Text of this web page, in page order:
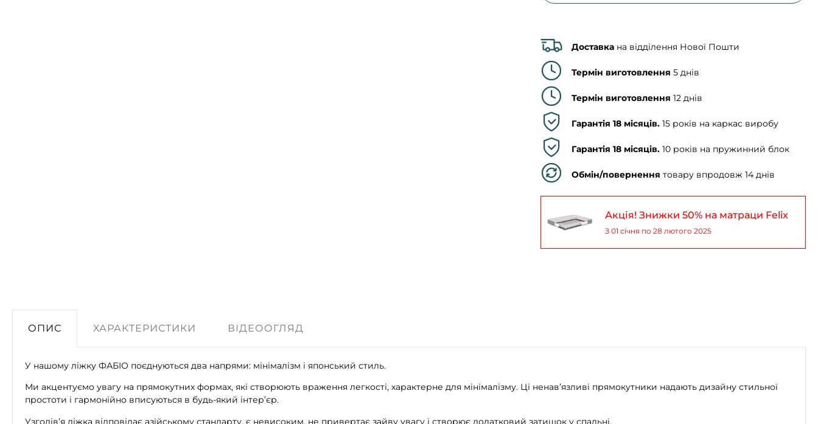
Доставка на відділення Нової Пошти
Термін виготовлення 5 днів
Термін виготовлення 12 днів
Гарантія 18 місяців. 15 років на каркас виробу
Гарантія 18 місяців. 10 років на пружинний блок
Обмін/повернення товару впродовж 14 днів
Акція! Знижки 50% на матраци Felix
З 01 січня по 28 лютого 2025
ОПИС ХАРАКТЕРИСТИКИ ВІДЕООГЛЯД
У нашому ліжку ФАБІО поєднуються два напрями: мінімалізм і японський стиль.
Ми акцентуємо увагу на прямокутних формах, які створюють враження легкості, характерне для мінімалізму. Ці ненав’язливі прямокутники надають дизайну стильної
простоти і гармонійно вписуються в будь-який інтер’єр.
Узголів’я ліжка відповідає азійському стандарту, є невисоким, не привертає зайву увагу і створює додатковий затишок у спальні.